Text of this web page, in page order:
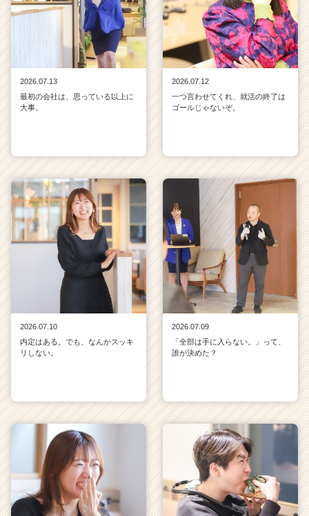
2026.07.13
最初の会社は、思っている以上に
大事。
2026.07.12
一つ言わせてくれ、就活の終了は
ゴールじゃないぞ。
2026.07.10
内定はある。でも、なんかスッキ
リしない。
2026.07.09
「全部は手に入らない。」って、
誰が決めた？